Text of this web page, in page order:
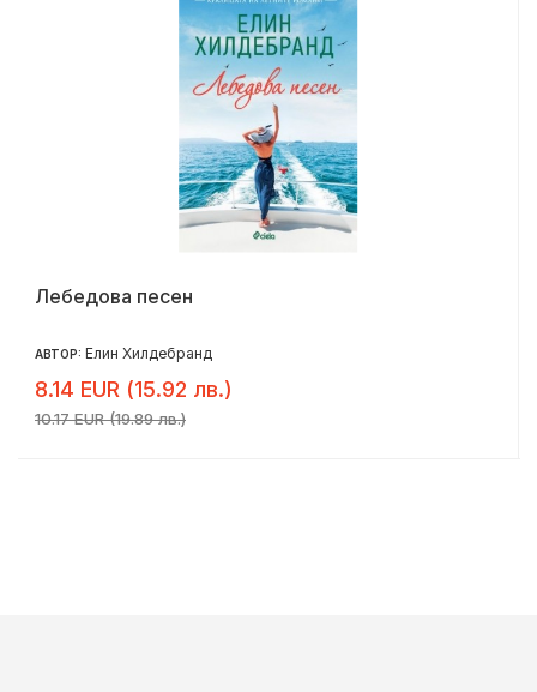
Лебедова песен
АВТОР: Елин Хилдебранд
8.14 EUR (15.92 лв.)
10.17 EUR (19.89 лв.)